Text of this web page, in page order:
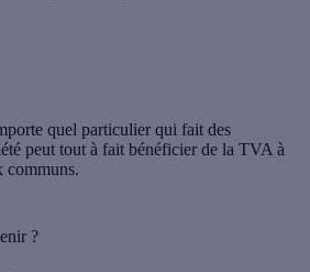
quel particulier qui fait des
peut tout à fait bénéficier de la TVA à
communs.
?